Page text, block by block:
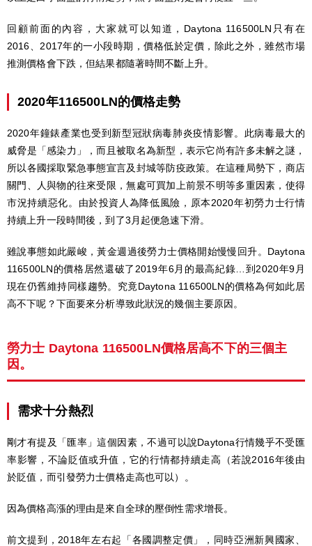
回顧前面的內容，大家就可以知道，Daytona 116500LN只有在
2016、2017年的一小段時期，價格低於定價，除此之外，雖然市場
推測價格會下跌，但結果都隨著時間不斷上升。
2020年116500LN的價格走勢
2020年鐘錶產業也受到新型冠狀病毒肺炎疫情影響。此病毒最大的
威脅是「感染力」，而且被取名為新型，表示它尚有許多未解之謎，
所以各國採取緊急事態宣言及封城等防疫政策。在這種局勢下，商店
關門、人與物的往來受限，無處可買加上前景不明等多重因素，使得
市況持續惡化。由於投資人為降低風險，原本2020年初勞力士行情
持續上升一段時間後，到了3月起便急速下滑。
雖說事態如此嚴峻，黃金週過後勞力士價格開始慢慢回升。Daytona
116500LN的價格居然還破了2019年6月的最高紀錄…到2020年9月
現在仍舊維持同樣趨勢。究竟Daytona 116500LN的價格為何如此居
高不下呢？下面要來分析導致此狀況的幾個主要原因。
勞力士 Daytona 116500LN價格居高不下的三個主
因。
需求十分熱烈
剛才有提及「匯率」這個因素，不過可以說Daytona行情幾乎不受匯
率影響，不論貶值或升值，它的行情都持續走高（若說2016年後由
於貶值，而引發勞力士價格走高也可以）。
因為價格高漲的理由是來自全球的壓倒性需求增長。
前文提到，2018年左右起「各國調整定價」，同時亞洲新興國家、